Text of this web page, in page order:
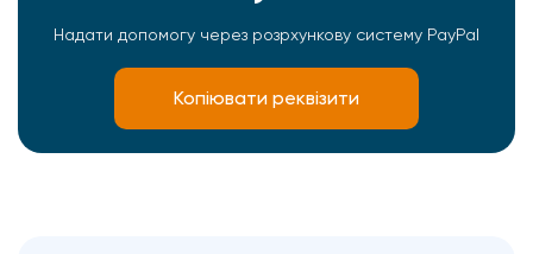
Надати допомогу через розрхункову систему PayPal
Копіювати реквізити